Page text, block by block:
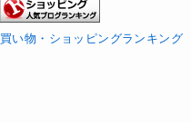
買い物・ショッピングランキング